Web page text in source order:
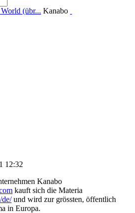
(übr... Kanabo
12:32
Kanabo
kauft sich die Materia
de/und wird zur grössten, öffentlich
in Europa.